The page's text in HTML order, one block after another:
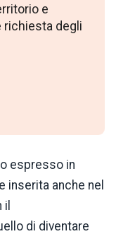
e
degli
espresso in
inserita anche nel
di diventare